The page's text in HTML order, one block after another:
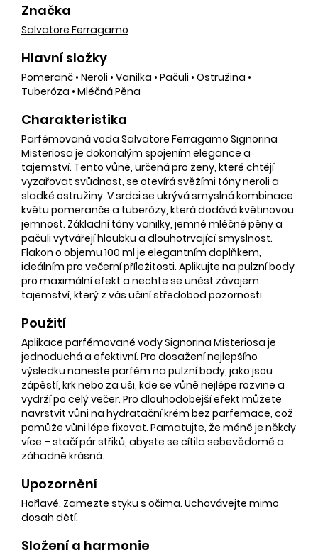
Značka
Salvatore Ferragamo
Hlavní složky
Pomeranč • Neroli • Vanilka • Pačuli • Ostružina •
Tuberóza • Mléčná Pěna
Charakteristika
Parfémovaná voda Salvatore Ferragamo Signorina
Misteriosa je dokonalým spojením elegance a
tajemství. Tento vůně, určená pro ženy, které chtějí
vyzařovat svůdnost, se otevírá svěžími tóny neroli a
sladké ostružiny. V srdci se ukrývá smyslná kombinace
květu pomeranče a tuberózy, která dodává květinovou
jemnost. Základní tóny vanilky, jemné mléčné pěny a
pačuli vytvářejí hloubku a dlouhotrvající smyslnost.
Flakon o objemu 100 ml je elegantním doplňkem,
ideálním pro večerní příležitosti. Aplikujte na pulzní body
pro maximální efekt a nechte se unést závojem
tajemství, který z vás učiní středobod pozornosti.
Použití
Aplikace parfémované vody Signorina Misteriosa je
jednoduchá a efektivní. Pro dosažení nejlepšího
výsledku naneste parfém na pulzní body, jako jsou
zápěstí, krk nebo za uši, kde se vůně nejlépe rozvine a
vydrží po celý večer. Pro dlouhodobější efekt můžete
navrstvit vůni na hydratační krém bez parfemace, což
pomůže vůni lépe fixovat. Pamatujte, že méně je někdy
více – stačí pár střiků, abyste se cítila sebevědomě a
záhadně krásná.
Upozornění
Hořlavé. Zamezte styku s očima. Uchovávejte mimo
dosah dětí.
Složení a harmonie